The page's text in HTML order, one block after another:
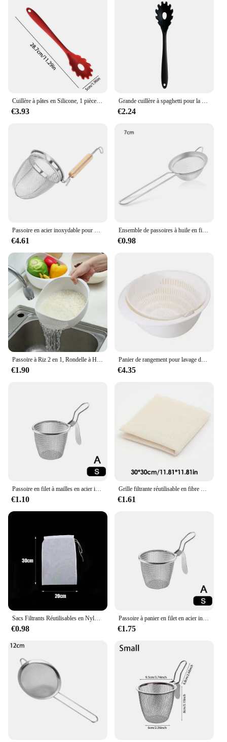
Cuillère à pâtes en Silicone, 1 pièce, cuillère à Spaghetti, passoire à nouilles résistantes à la chaleur, fente de louche, cuillère Drain, Gadget de table de cuisine
€3.93
Grande cuillère à spaghetti pour la cuisine domestique, griffe en poudre de silicone, outil pour pâtes résistant à la chaleur, ustensiles de cuisine, 1 pièce
€2.24
Passoire en acier inoxydable pour nouilles, spaghetti, panier, ustensiles de cuisine, maille
€4.61
Ensemble de passoires à huile en fil d'acier inoxydable, tamis à maille fine, passoire à farine, outils de cuisson spectaculaire, accessoires de cuisine, 1 pièce, 3 pièces, 4 pièces
€0.98
Passoire à Riz 2 en 1, Rondelle à Haricots, Passoire, Filles de Lavage pour 05/09/2018 et Fruits, Fournitures de Cuisine
€1.90
Panier de rangement pour lavage de Fruits et légumes, Double égouttoir rotatif de cuisine, passoire, filtre de bol, outil de passoire
€4.35
Passoire en filet à mailles en acier inoxydable, pot de cuisson à la cheville, outils d'ébullition à la vapeur, passoire chaude, égouttoir, E27, Pa X4V1
€1.10
Grille filtrante réutilisable en fibre de coton pour le brassage à domicile, la bière au fromage, le ferment à domicile, le tofu, la maille, 5 pièces, 1 pièce
€1.61
Sacs Filtrants Réutilisables en Nylon, Maille 100, pour Lait de Soja, Noix, Yogue, Thé, Café, Huile, Alimentaire, Presse, Grand Sac de Cuisine
€0.98
Passoire à panier en filet en acier inoxydable, poignée chaude, cuiseur à vapeur à la cheville, passoire avec pot à bouillie, N4Z5
€1.75